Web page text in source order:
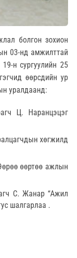
болгон зохион
03-нд амжилттай
н сургуулийн 25
өөрсдийн ур
уралдаанд:
Ц. Наранцэцэг
хөгжилд
өөртөө ажлын
С. Жанар “Ажил
шалгарлаа .